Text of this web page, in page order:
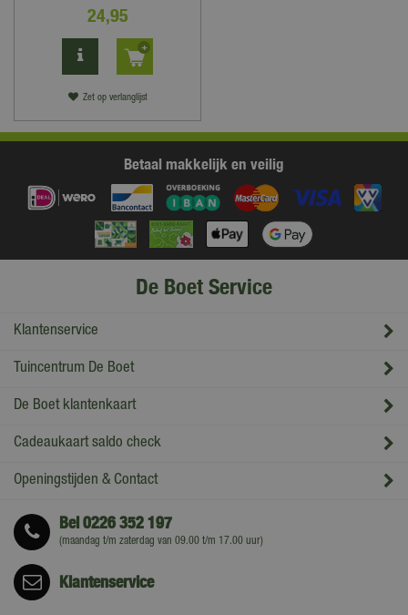
24,95
Zet op verlanglijst
Betaal makkelijk en veilig
De Boet Service
Klantenservice
Tuincentrum De Boet
De Boet klantenkaart
Cadeaukaart saldo check
Openingstijden & Contact
Bel0226 352 197
(maandag t/m zaterdag van 09.00 t/m 17.00 uur)
Klantenservice